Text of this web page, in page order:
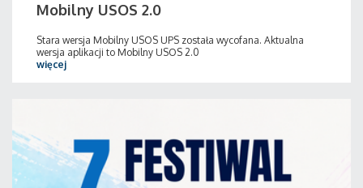
Mobilny USOS 2.0
Stara wersja Mobilny USOS UPS została wycofana. Aktualna
wersja aplikacji to Mobilny USOS 2.0
więcej